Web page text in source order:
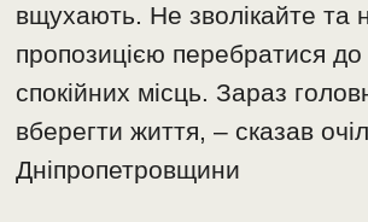
вщухають. Не зволікайте та
пропозицією перебратися до
спокійних місць. Зараз
вберегти життя, – сказав
Дніпропетровщини